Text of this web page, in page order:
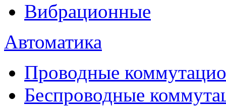
Вибрационные
Автоматика
Проводные
Беспроводные